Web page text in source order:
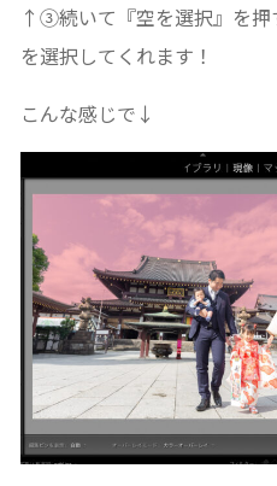
↑③続いて『空を選択』を
を選択してくれます！
こんな感じで↓